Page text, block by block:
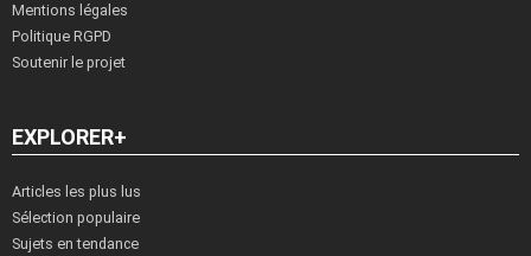
Mentions légales
Politique RGPD
Soutenir le projet
EXPLORER+
Articles les plus lus
Sélection populaire
Sujets en tendance